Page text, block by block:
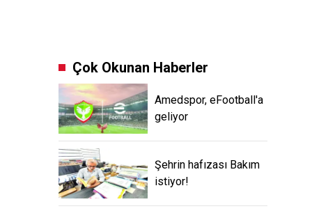
Çok Okunan Haberler
Amedspor, eFootball'a
geliyor
Şehrin hafızası Bakım
istiyor!